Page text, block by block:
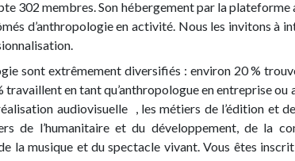
302 membres. Son hébergement par la
d’anthropologie en activité. Nous les invitons à
sont extrêmement diversifiés : environ 20 %
en tant qu’anthropologue en entreprise ou
audiovisuelle , les métiers de l’édition et
de l’humanitaire et du développement, de la
la musique et du spectacle vivant. Vous êtes